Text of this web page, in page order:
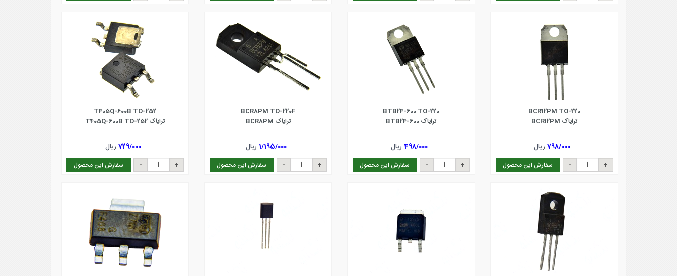
BCR12PM TO-220
ترایاک BCR12PM
798/000ریال
سفارش این محصول
BTB24-600 TO-220
ترایاک BTB24-600
498/000 ریال
سفارش این محصول
BCR8PM TO-220F
ترایاک BCR8PM
1/195/000 ریال
سفارش این محصول
T405Q-600B TO-252
ترایاک T405Q-600B TO-252
729/000 ریال
سفارش این محصول